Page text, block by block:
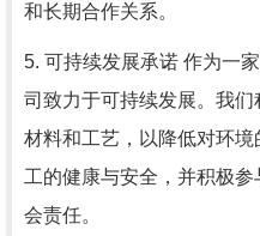
和长期合作关系。
5. 可持续发展承诺 作为一
司致力于可持续发展。我
材料和工艺，以降低对环
工的健康与安全，并积极
会责任。